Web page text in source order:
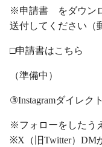
※申請書 をダウンロ
送付してください（
□申請書はこちら
（準備中）
③Instagramダイレク
※フォローをしたう
※X（旧Twitter）DM